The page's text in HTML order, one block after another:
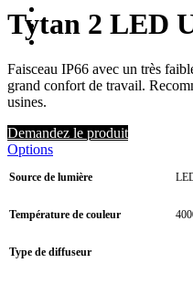
Tytan 2 LED
Faisceau IP66 avec un très
grand confort de travail.
usines.
Demandez le produit
Options
Source de lumière
Température de couleur
Type de diffuseur